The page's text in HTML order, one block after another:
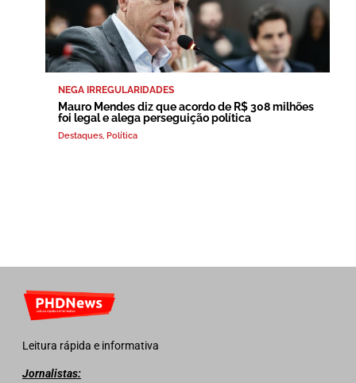
NEGA IRREGULARIDADES
Mauro Mendes diz que acordo de R$ 308 milhões
foi legal e alega perseguição política
Destaques Política
Leitura rápida e informativa
Jornalistas: